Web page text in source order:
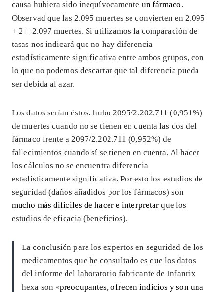
causa hubiera sido inequívocamente un fármaco.
Observad que las 2.095 muertes se convierten en 2.095
+ 2 = 2.097 muertes. Si utilizamos la comparación de
tasas nos indicará que no hay diferencia
estadísticamente significativa entre ambos grupos, con
lo que no podemos descartar que tal diferencia pueda
ser debida al azar.
Los datos serían éstos: hubo 2095/2.202.711 (0,951%)
de muertes cuando no se tienen en cuenta las dos del
fármaco frente a 2097/2.202.711 (0,952%) de
fallecimientos cuando sí se tienen en cuenta. Al hacer
los cálculos no se encuentra diferencia
estadísticamente significativa. Por esto los estudios de
seguridad (daños añadidos por los fármacos) son
mucho más difíciles de hacer e interpretar que los
estudios de eficacia (beneficios).
La conclusión para los expertos en seguridad de los
medicamentos que he consultado es que los datos
del informe del laboratorio fabricante de Infanrix
hexa son «preocupantes, ofrecen indicios y son una